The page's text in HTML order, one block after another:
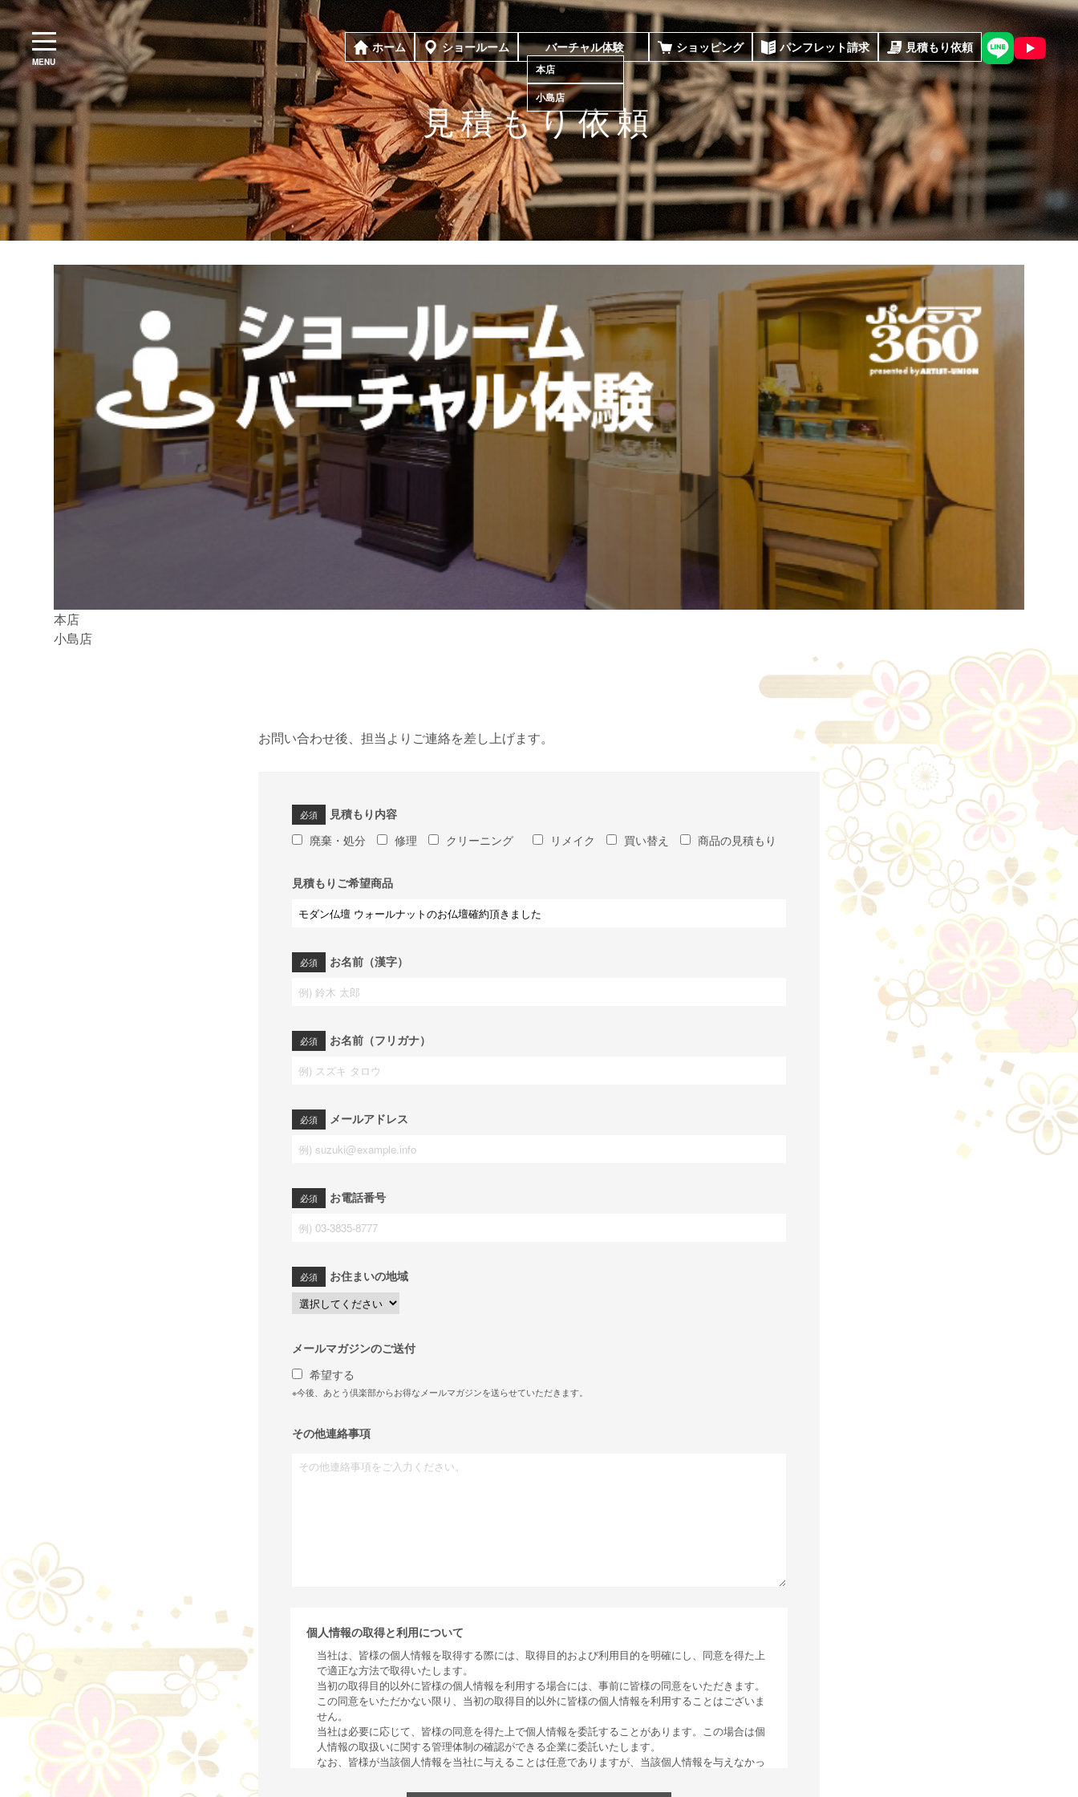
ホーム ショールーム バーチャル体験
本店
小島店
ショッピング パンフレット請求 見積もり依頼
見積もり依頼
本店
小島店
お問い合わせ後、担当よりご連絡を差し上げます。
見積もり内容
廃棄・処分
修理 クリーニング リメイク 買い替え 商品の見積もり
見積もりご希望商品
お名前（漢字）
お名前（フリガナ）
メールアドレス
お電話番号
お住まいの地域
メールマガジンのご送付
希望する
※今後、あとう倶楽部からお得なメールマガジンを送らせていただきます。
その他連絡事項
個人情報の取得と利用について
当社は、皆様の個人情報を取得する際には、取得目的および利用目的を明確にし、同意を得た上
で適正な方法で取得いたします。
当初の取得目的以外に皆様の個人情報を利用する場合には、事前に皆様の同意をいただきます。
この同意をいただかない限り、当初の取得目的以外に皆様の個人情報を利用することはございま
せん。
当社は必要に応じて、皆様の同意を得た上で個人情報を委託することがあります。この場合は個
人情報の取扱いに関する管理体制の確認ができる企業に委託いたします。
なお、皆様が当該個人情報を当社に与えることは任意でありますが、当該個人情報を与えなかっ